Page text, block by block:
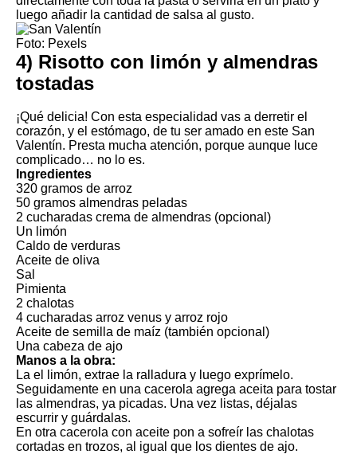
luego añadir la cantidad de salsa al gusto.
Foto: Pexels
4) Risotto con limón y almendras
tostadas
¡Qué delicia! Con esta especialidad vas a derretir el
corazón, y el estómago, de tu ser amado en este San
Valentín. Presta mucha atención, porque aunque luce
complicado… no lo es.
Ingredientes
320 gramos de arroz
50 gramos almendras peladas
2 cucharadas crema de almendras (opcional)
Un limón
Caldo de verduras
Aceite de oliva
Sal
Pimienta
2 chalotas
4 cucharadas arroz venus y arroz rojo
Aceite de semilla de maíz (también opcional)
Una cabeza de ajo
Manos a la obra:
La el limón, extrae la ralladura y luego exprímelo.
Seguidamente en una cacerola agrega aceita para tostar
las almendras, ya picadas. Una vez listas, déjalas
escurrir y guárdalas.
En otra cacerola con aceite pon a sofreír las chalotas
cortadas en trozos, al igual que los dientes de ajo.